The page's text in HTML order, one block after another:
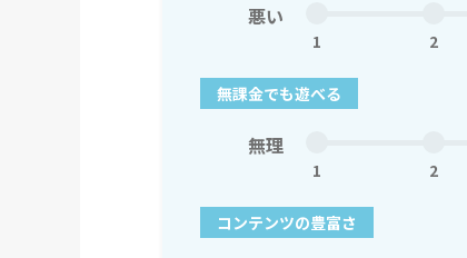
悪い
1 2
無課金でも遊べる
無理
1 2
コンテンツの豊富さ